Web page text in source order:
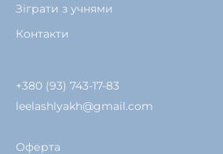
Зіграти з учнями
Контакти
+380 (93) 743-17-83
leelashlyakh@gmail.com
Оферта